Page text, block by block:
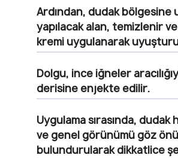
Ardından, dudak bölgesine
yapılacak alan, temizlenir
kremi uygulanarak
Dolgu, ince iğneler
derisine enjekte edilir.
Uygulama sırasında, dudak
ve genel görünümü göz
bulundurularak dikkatlice